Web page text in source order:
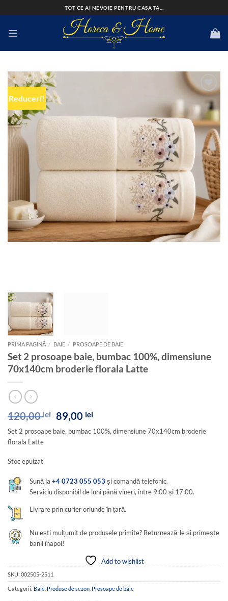
to
TOT CE AI NEVOIE PENTRU CASA TA...
Reduceri!
Add to
wishlist
PRIMA PAGINĂ / BAIE / PROSOAPE DE BAIE
Set 2 prosoape baie, bumbac 100%, dimensiune
70x140cm broderie florala Latte
120,00lei
Prețul
inițial
a
89,00 leiPrețul
este:
Set 2 prosoape baie, bumbac 100%, dimensiune 70x140cm broderie
florala Latte
Stoc epuizat
Sună la+4 0723 055 053 și comandă telefonic.
Serviciu disponibil de luni până vineri, între 9:00 și 17:00.
Livrare prin curier oriunde în țară.
Nu ești mulțumit de produsele primite? Returnează-le și primește
banii înapoi!
Add to wishlist
SKU: 002505-2511
Categorii: Baie Produse de sezon Prosoape de baie